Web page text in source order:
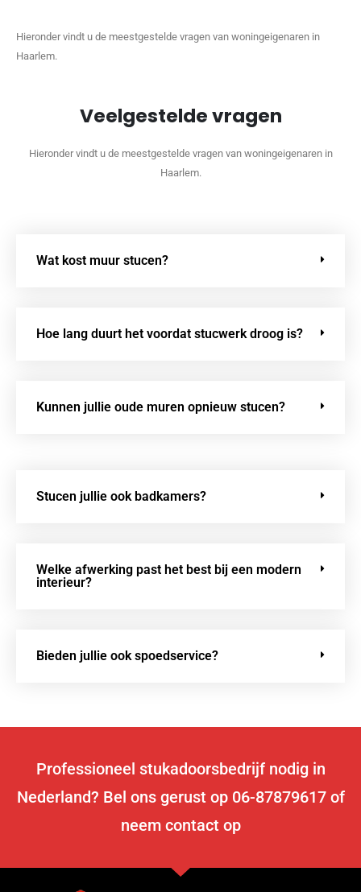
Hieronder vindt u de meestgestelde vragen van woningeigenaren in
Haarlem.
Veelgestelde vragen
Hieronder vindt u de meestgestelde vragen van woningeigenaren in
Haarlem.
Wat kost muur stucen?
Hoe lang duurt het voordat stucwerk droog is?
Kunnen jullie oude muren opnieuw stucen?
Stucen jullie ook badkamers?
Welke afwerking past het best bij een modern
interieur?
Bieden jullie ook spoedservice?
Professioneel stukadoorsbedrijf nodig in
Nederland? Bel ons gerust op 06-87879617 of
neem contact op